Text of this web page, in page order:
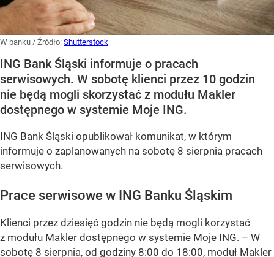
W banku / Źródło: Shutterstock
ING Bank Śląski informuje o pracach
serwisowych. W sobotę klienci przez 10 godzin
nie będą mogli skorzystać z modułu Makler
dostępnego w systemie Moje ING.
ING Bank Śląski opublikował komunikat, w którym
informuje o zaplanowanych na sobotę 8 sierpnia pracach
serwisowych.
Prace serwisowe w ING Banku Śląskim
Klienci przez dziesięć godzin nie będą mogli korzystać
z modułu Makler dostępnego w systemie Moje ING. – W
sobotę 8 sierpnia, od godziny 8:00 do 18:00, moduł Makler